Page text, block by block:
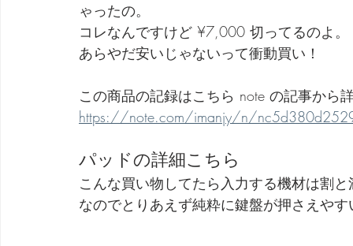
ゃったの。
コレなんですけど ¥7,000 切ってるのよ。
あらやだ安いじゃないって衝動買い！
この商品の記録はこちら note の記事から
https://note.com/imanjy/n/
パッドの詳細こちら
こんな買い物してたら入力する機材は割
なのでとりあえず純粋に鍵盤が押さえや